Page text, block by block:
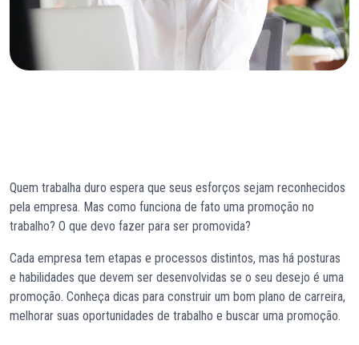
Quem trabalha duro espera que seus esforços sejam reconhecidos
pela empresa. Mas como funciona de fato uma promoção no
trabalho? O que devo fazer para ser promovida?
Cada empresa tem etapas e processos distintos, mas há posturas
e habilidades que devem ser desenvolvidas se o seu desejo é uma
promoção. Conheça dicas para construir um bom plano de carreira,
melhorar suas oportunidades de trabalho e buscar uma promoção.